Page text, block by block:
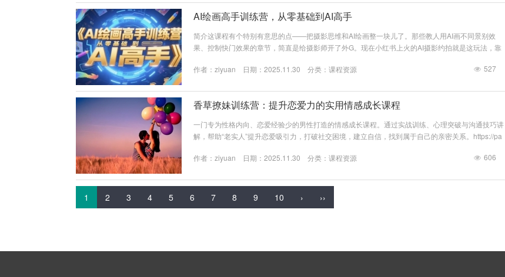
AI绘画高手训练营，从零基础到AI高手
简介这课程有个特别有意思的点——把摄影思维和AI绘画整一块儿了。那些教人用AI画不同景别效
果、控制快门效果的章节，简直是给摄影师开了外G。现在小红书上火的AI摄影约拍就是这玩法，靠
分，拿AI模拟哈苏相机画质的操作，现实中想商用还得注意版权风险。https://pan.quark.cn/s/6fca42f
作者： ziyuan 日期：2025.11.30 分类： 课程资源 527
香草撩妹训练营：提升恋爱力的实用情感成长课程
一门专为性格内向、恋爱经验少的男性打造的情感成长课程。通过实战训练、心理突破与沟通技巧讲
解，帮助“老实人”提升恋爱吸引力，打破社交困境，建立自信，找到属于自己的亲密关系。https://pa
作者： ziyuan 日期：2025.11.30 分类： 课程资源 606
1 2 3 4 5 6 7 8 9 10 › ››